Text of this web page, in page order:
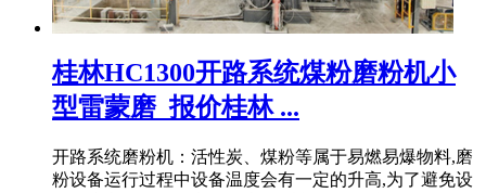
桂林HC1300开路系统煤粉磨粉机小
型雷蒙磨_报价桂林 ...
开路系统磨粉机：活性炭、煤粉等属于易燃易爆物料,磨
粉设备运行过程中设备温度会有一定的升高,为了避免设